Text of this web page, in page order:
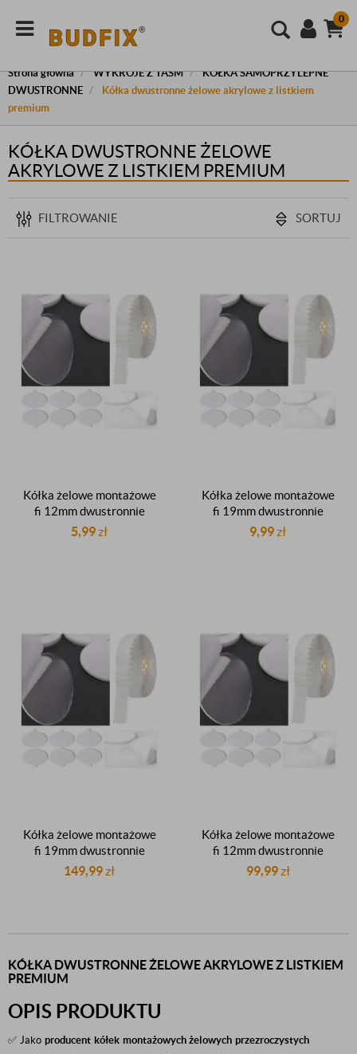
0
Strona główna WYKROJE Z TAŚM
KÓŁKA SAMOPRZYLEPNE
DWUSTRONNE
Kółka dwustronne żelowe akrylowe z listkiem
premium
KÓŁKA DWUSTRONNE ŻELOWE
AKRYLOWE Z LISTKIEM PREMIUM
FILTROWANIE SORTUJ
Kółka żelowe montażowe
fi 12mm dwustronnie
klejące z listkiem
5,99zł
Kółka żelowe montażowe
fi 19mm dwustronnie
klejące z listkiem
9,99zł
Kółka żelowe montażowe
fi 19mm dwustronnie
klejące z listkiem
149,99zł
Kółka żelowe montażowe
fi 12mm dwustronnie
klejące z listkiem
99,99zł
KÓŁKA DWUSTRONNE ŻELOWE AKRYLOWE Z LISTKIEM
PREMIUM
OPIS PRODUKTU
✅ Jakoproducent kółek montażowych żelowych przezroczystych